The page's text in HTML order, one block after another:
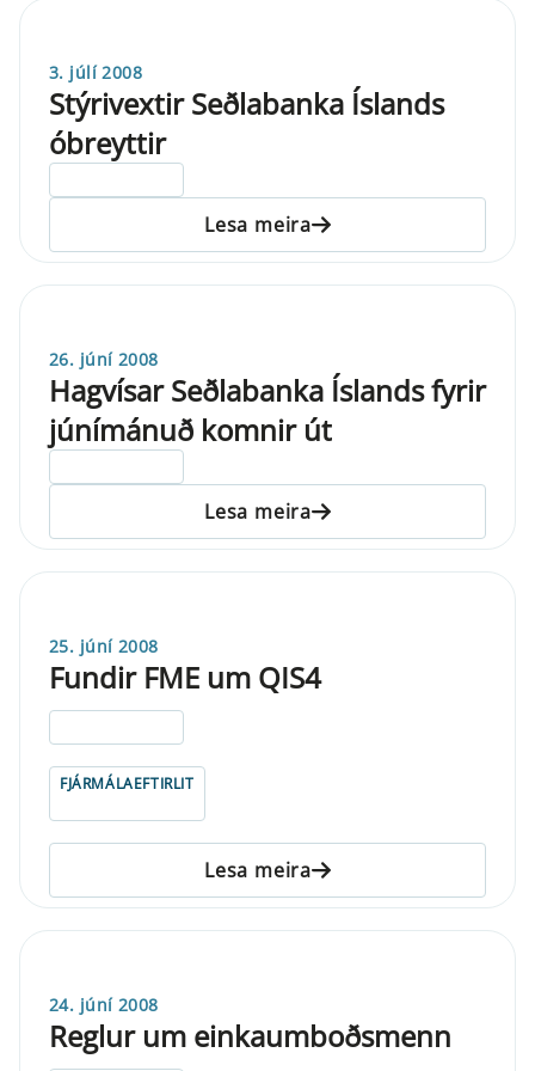
3. júlí 2008
Stýrivextir Seðlabanka Íslands
óbreyttir
Lesa meira
26. júní 2008
Hagvísar Seðlabanka Íslands fyrir
júnímánuð komnir út
Lesa meira
25. júní 2008
Fundir FME um QIS4
FJÁRMÁLAEFTIRLIT
Lesa meira
24. júní 2008
Reglur um einkaumboðsmenn